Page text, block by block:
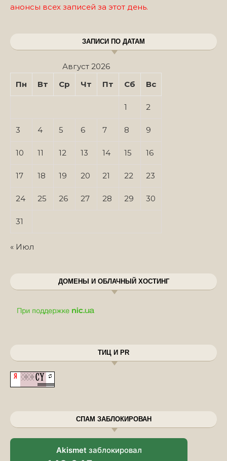
анонсы всех записей за этот день.
ЗАПИСИ ПО ДАТАМ
Август 2026
Пн
Вт Ср Чт Пт Сб Вс
1 2
3 4 5 6 7 8 9
10 11 12 13 14 15 16
17 18 19 20 21 22 23
24 25 26 27 28 29 30
31
« Июл
ДОМЕНЫ И ОБЛАЧНЫЙ ХОСТИНГ
ТИЦ И PR
СПАМ ЗАБЛОКИРОВАН
Akismet заблокировал